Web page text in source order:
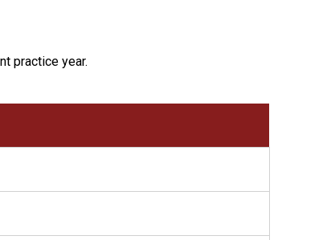
practice year.